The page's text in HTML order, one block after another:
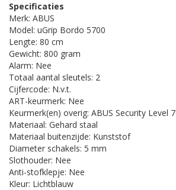
Specificaties
Merk: ABUS
Model: uGrip Bordo 5700
Lengte: 80 cm
Gewicht: 800 gram
Alarm: Nee
Totaal aantal sleutels: 2
Cijfercode: N.v.t.
ART-keurmerk: Nee
Keurmerk(en) overig: ABUS Security Level 7
Materiaal: Gehard staal
Materiaal buitenzijde: Kunststof
Diameter schakels: 5 mm
Slothouder: Nee
Anti-stofklepje: Nee
Kleur: Lichtblauw